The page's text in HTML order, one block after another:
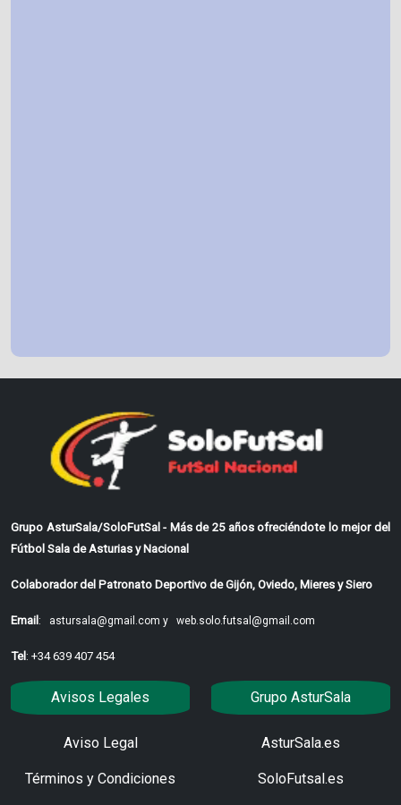
Grupo AsturSala/SoloFutSal - Más de 25 años ofreciéndote lo mejor del
Fútbol Sala de Asturias y Nacional
Colaborador del Patronato Deportivo de Gijón, Oviedo, Mieres y Siero
Email: astursala@gmail.com y web.solo.futsal@gmail.com
Tel: +34 639 407 454
Avisos Legales
Aviso Legal
Términos y Condiciones
Grupo AsturSala
AsturSala.es
SoloFutsal.es